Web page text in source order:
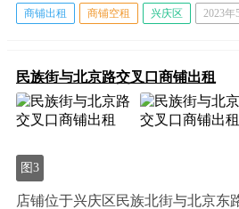
商铺出租 商铺空租 兴庆区 2023年
民族街与北京路交叉口商铺出租
图3
店铺位于兴庆区民族北街与北京东